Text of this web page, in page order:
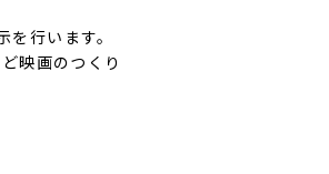
行います。
映画のつくり